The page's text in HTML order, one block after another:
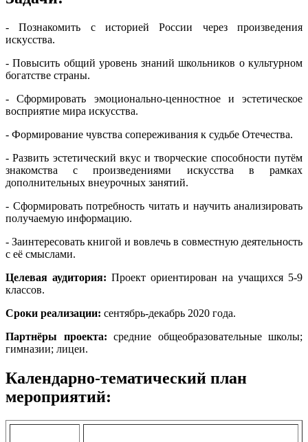
- Познакомить с историей России через произведения
искусства.
- Повысить общий уровень знаний школьников о культурном
богатстве страны.
- Сформировать эмоционально-ценностное и эстетическое
восприятие мира искусства.
- Формирование чувства сопереживания к судьбе Отечества.
- Развить эстетический вкус и творческие способности путём
знакомства с произведениями искусства в рамках
дополнительных внеурочных занятий.
- Сформировать потребность читать и научить анализировать
получаемую информацию.
- Заинтересовать книгой и вовлечь в совместную деятельность
с её смыслами.
Целевая аудитория: Проект ориентирован на учащихся 5-9
классов.
Сроки реализации: сентябрь-декабрь 2020 года.
Партнёры проекта: средние общеобразовательные школы;
гимназии; лицеи.
Календарно-тематический план
мероприятий: